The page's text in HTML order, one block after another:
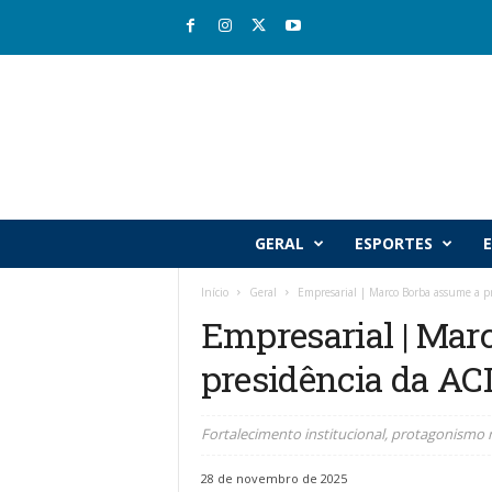
GERAL ESPORTES
Início Geral Empresarial | Marco Borba assume a
Empresarial |
presidência da ACI
Fortalecimento institucional, protagonismo
28 de novembro de 2025